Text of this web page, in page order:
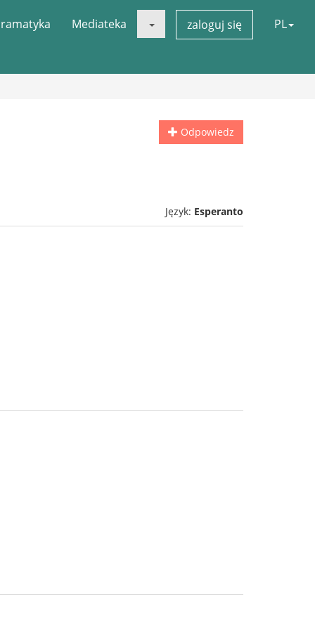
Mediateka zaloguj się PL
Odpowiedz
Język: Esperanto